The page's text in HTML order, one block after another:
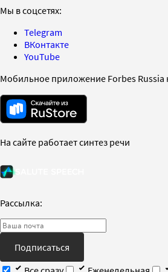
Мы в соцсетях:
Telegram
ВКонтакте
YouTube
Мобильное приложение Forbes Russia
На сайте работает синтез речи
Рассылка:
Подписаться